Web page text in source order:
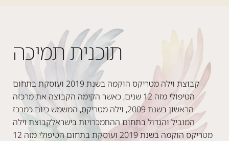
תוכנית תמיכה
קבוצת וילה מטריקס הוקמה בשנת 2019 ועוסקת בתחום
הטיפולי מזה 12 שנים, כאשר הקימה הקבוצה את מרכזה
הראשון בשנת 2009, וילה מטריקס, המשמש כיום כמרכז
המוביל והגדול בתחום ההתמכרויות בישראלקבוצת וילה
מטריקס הוקמה בשנת 2019 ועוסקת בתחום הטיפולי מזה 12